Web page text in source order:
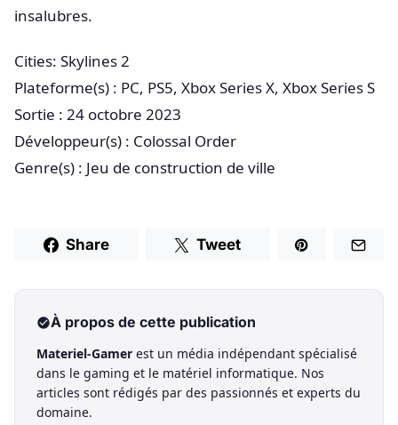
insalubres.
Cities: Skylines 2
Plateforme(s) : PC, PS5, Xbox Series X, Xbox Series S
Sortie : 24 octobre 2023
Développeur(s) : Colossal Order
Genre(s) : Jeu de construction de ville
Share Tweet
À propos de cette publication
Materiel-Gamer est un média indépendant spécialisé
dans le gaming et le matériel informatique. Nos
articles sont rédigés par des passionnés et experts du
domaine.